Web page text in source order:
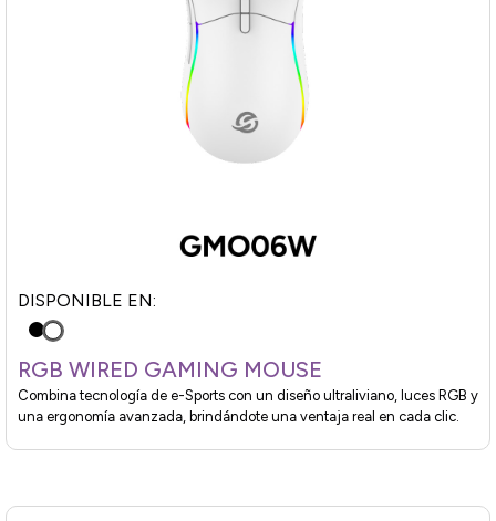
DISPONIBLE EN:
RGB WIRED GAMING MOUSE
Combina tecnología de e-Sports con un diseño ultraliviano, luces RGB y
una ergonomía avanzada, brindándote una ventaja real en cada clic.